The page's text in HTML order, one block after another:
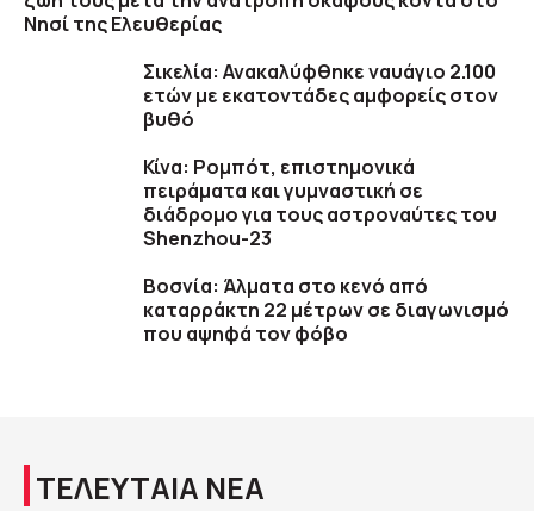
Νησί της Ελευθερίας
Σικελία: Ανακαλύφθηκε ναυάγιο 2.100
ετών με εκατοντάδες αμφορείς στον
βυθό
Κίνα: Ρομπότ, επιστημονικά
πειράματα και γυμναστική σε
διάδρομο για τους αστροναύτες του
Shenzhou-23
Βοσνία: Άλματα στο κενό από
καταρράκτη 22 μέτρων σε διαγωνισμό
που αψηφά τον φόβο
ΤΕΛΕΥΤΑΙΑ ΝΕΑ